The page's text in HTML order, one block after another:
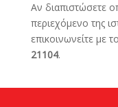
Αν διαπιστώσετε
περιεχόμενο της
επικοινωνείτε με
21104.